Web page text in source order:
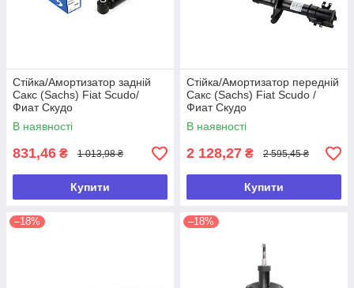
Стійка/Амортизатор задній
Сакс (Sachs) Fiat Scudo/
Фиат Скудо
В наявності
831,46 ₴ 1 013,98 ₴
Купити
Стійка/Амортизатор передній
Сакс (Sachs) Fiat Scudo /
Фиат Скудо
В наявності
2 128,27 ₴ 2 595,45 ₴
Купити
–18% –18%